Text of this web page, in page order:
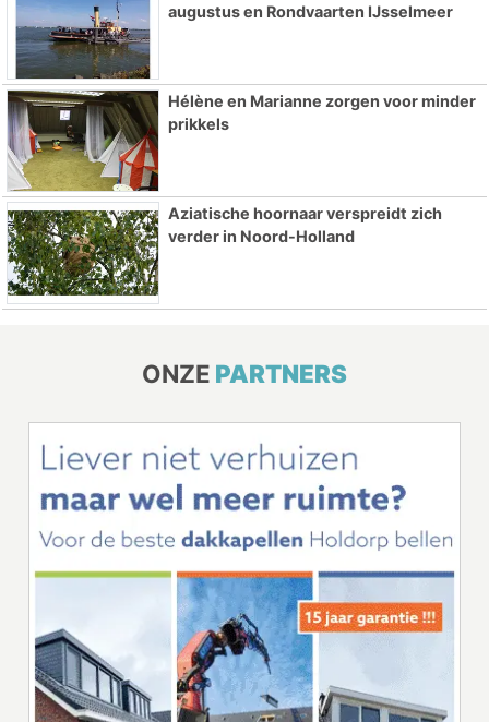
augustus en Rondvaarten IJsselmeer
Hélène en Marianne zorgen voor minder
prikkels
Aziatische hoornaar verspreidt zich
verder in Noord-Holland
ONZE PARTNERS